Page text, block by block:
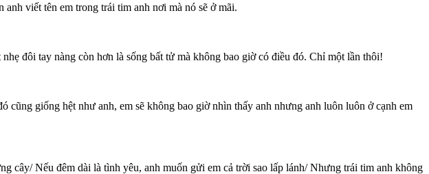
viết tên em trong trái tim anh nơi mà nó sẽ ở mãi.
đôi tay nàng còn hơn là sống bất tử mà không bao giờ có điều đó. Chỉ một lần thôi!
giống hệt như anh, em sẽ không bao giờ nhìn thấy anh nhưng anh luôn luôn ở cạnh em
cây/ Nếu đêm dài là tình yêu, anh muốn gửi em cả trời sao lấp lánh/ Nhưng trái tim anh không